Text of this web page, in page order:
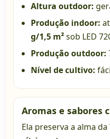
Altura outdoor:
Produção indoor:
g/1,5 m²sob LED
Produção outdoor:
Nível de cultivo:
Aromas e sabores
Ela preserva a alma